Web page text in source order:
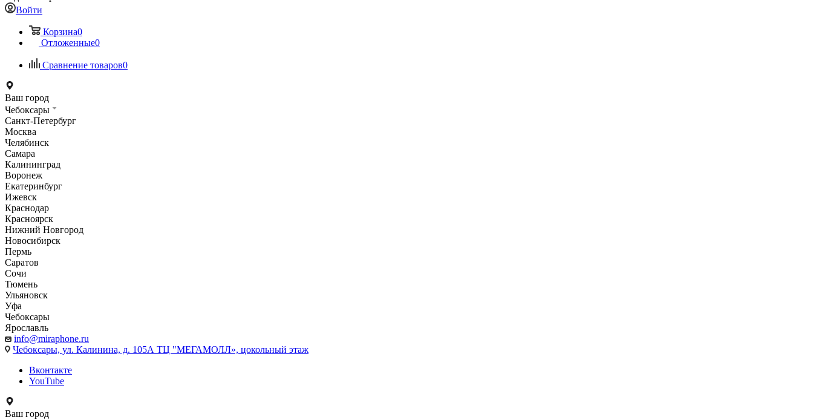
Войти
Корзина0
Отложенные0
Сравнение товаров0
Ваш город
Чебоксары
Санкт-Петербург
Москва
Челябинск
Самара
Калининград
Воронеж
Екатеринбург
Ижевск
Краснодар
Красноярск
Нижний Новгород
Новосибирск
Пермь
Саратов
Сочи
Тюмень
Ульяновск
Уфа
Чебоксары
Ярославль
info@miraphone.ru
Чебоксары, ул. Калинина, д. 105А ТЦ "МЕГАМОЛЛ», цокольный этаж
Вконтакте
YouTube
Ваш город